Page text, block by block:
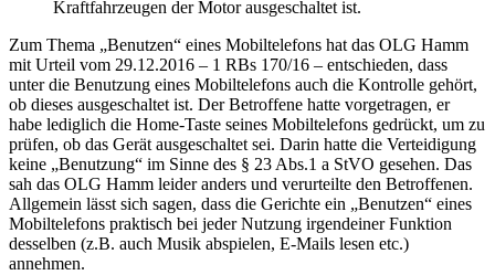
Kraftfahrzeugen der Motor ausgeschaltet ist.
Zum Thema „Benutzen“ eines Mobiltelefons hat das OLG Hamm
mit Urteil vom 29.12.2016 – 1 RBs 170/16 – entschieden, dass
unter die Benutzung eines Mobiltelefons auch die Kontrolle gehört,
ob dieses ausgeschaltet ist. Der Betroffene hatte vorgetragen, er
habe lediglich die Home-Taste seines Mobiltelefons gedrückt, um zu
prüfen, ob das Gerät ausgeschaltet sei. Darin hatte die Verteidigung
keine „Benutzung“ im Sinne des § 23 Abs.1 a StVO gesehen. Das
sah das OLG Hamm leider anders und verurteilte den Betroffenen.
Allgemein lässt sich sagen, dass die Gerichte ein „Benutzen“ eines
Mobiltelefons praktisch bei jeder Nutzung irgendeiner Funktion
desselben (z.B. auch Musik abspielen, E-Mails lesen etc.)
annehmen.